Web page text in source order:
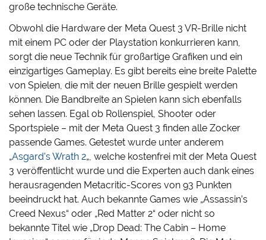
große technische Geräte.
Obwohl die Hardware der Meta Quest 3 VR-Brille nicht
mit einem PC oder der Playstation konkurrieren kann,
sorgt die neue Technik für großartige Grafiken und ein
einzigartiges Gameplay. Es gibt bereits eine breite Palette
von Spielen, die mit der neuen Brille gespielt werden
können. Die Bandbreite an Spielen kann sich ebenfalls
sehen lassen. Egal ob Rollenspiel, Shooter oder
Sportspiele – mit der Meta Quest 3 finden alle Zocker
passende Games. Getestet wurde unter anderem
„Asgard’s Wrath 2„, welche kostenfrei mit der Meta Quest
3 veröffentlicht wurde und die Experten auch dank eines
herausragenden Metacritic-Scores von 93 Punkten
beeindruckt hat. Auch bekannte Games wie „Assassin’s
Creed Nexus“ oder „Red Matter 2“ oder nicht so
bekannte Titel wie „Drop Dead: The Cabin – Home